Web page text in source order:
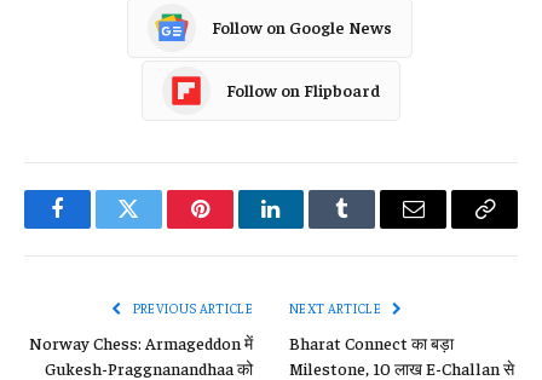
Follow on Google News
Follow on Flipboard
FacebookTwitter PinterestLinkedInTumblr Email
Copy
PREVIOUS ARTICLE
Norway Chess: Armageddon में
Gukesh-Praggnanandhaa को
NEXT ARTICLE
Bharat Connect का बड़ा
Milestone, 10 लाख E-Challan से